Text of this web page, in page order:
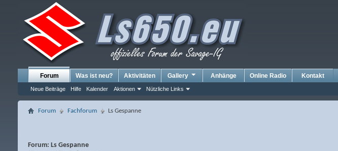
Forum
Neue Beiträge Hilfe Kalender Aktionen Nützliche Links
Was ist neu? Aktivitäten Gallery Anhänge Online Radio Kontakt
Forum Fachforum Ls Gespanne
Forum: Ls Gespanne